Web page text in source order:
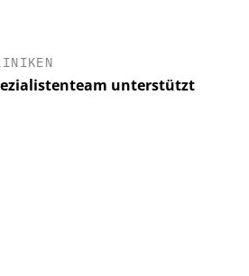
unterstützt